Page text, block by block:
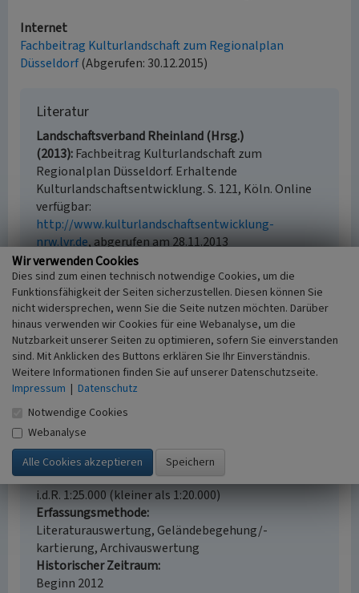
Internet
Fachbeitrag Kulturlandschaft zum Regionalplan
Düsseldorf(Abgerufen: 30.12.2015)
Literatur
Landschaftsverband Rheinland (Hrsg.)
(2013) Fachbeitrag Kulturlandschaft zum
Regionalplan Düsseldorf. Erhaltende
Kulturlandschaftsentwicklung. S. 121, Köln. Online
verfügbar:
http://www.kulturlandschaftsentwicklung-
nrw.lvr.de, abgerufen am 28.11.2013
Krickenbecker Seen (Kulturlandschaftsbereich
Regionalplan Düsseldorf 077)
Schlagwörter
Kulturlandschaftsbereich Wassermühle Hof
(Landwirtschaft) Schloss (Bauwerk)
Auenwald
Fachsicht(en)
Kulturlandschaftspflege, Archäologie,
Denkmalpflege, Landeskunde, Raumplanung
Erfassungsmaßstab
i.d.R. 1:25.000 (kleiner als 1:20.000)
Erfassungsmethode
Literaturauswertung, Geländebegehung/-
kartierung, Archivauswertung
Historischer Zeitraum
Beginn 2012
Wir verwenden Cookies
Dies sind zum einen technisch notwendige Cookies, um die
Funktionsfähigkeit der Seiten sicherzustellen. Diesen können Sie
nicht widersprechen, wenn Sie die Seite nutzen möchten. Darüber
hinaus verwenden wir Cookies für eine Webanalyse, um die
Nutzbarkeit unserer Seiten zu optimieren, sofern Sie einverstanden
sind. Mit Anklicken des Buttons erklären Sie Ihr Einverständnis.
Weitere Informationen finden Sie auf unserer Datenschutzseite.
Impressum | Datenschutz
Notwendige Cookies
Webanalyse